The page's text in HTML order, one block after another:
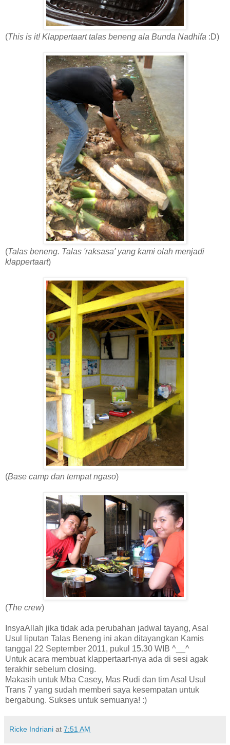
(This is it! Klappertaart talas beneng ala Bunda Nadhifa :D)
(Talas beneng. Talas 'raksasa' yang kami olah menjadi
klappertaart)
(Base camp dan tempat ngaso)
(The crew)
InsyaAllah jika tidak ada perubahan jadwal tayang, Asal
Usul liputan Talas Beneng ini akan ditayangkan Kamis
tanggal 22 September 2011, pukul 15.30 WIB ^__^
Untuk acara membuat klappertaart-nya ada di sesi agak
terakhir sebelum closing.
Makasih untuk Mba Casey, Mas Rudi dan tim Asal Usul
Trans 7 yang sudah memberi saya kesempatan untuk
bergabung. Sukses untuk semuanya! :)
Ricke Indriani at 7:51 AM